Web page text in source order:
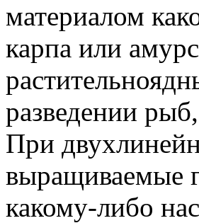
материалом
карпа или
разведении
При
выращиваемые
какому-либо